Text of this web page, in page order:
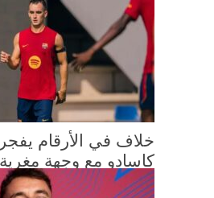
خلاف في الأرقام
كاسادو مع وجهة مغرية